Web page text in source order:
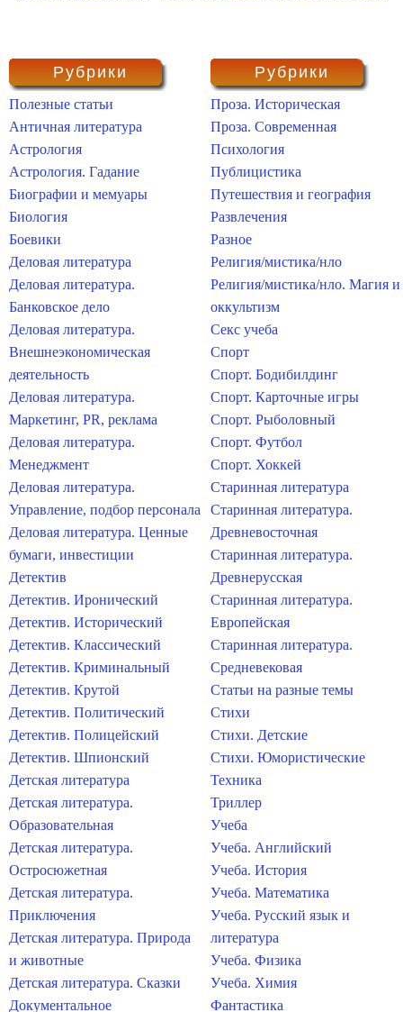
Рубрики
Полезные статьи
Античная литература
Астрология
Астрология. Гадание
Биографии и мемуары
Биология
Боевики
Деловая литература
Деловая литература.
Банковское дело
Деловая литература.
Внешнеэкономическая
деятельность
Деловая литература.
Маркетинг, PR, реклама
Деловая литература.
Менеджмент
Деловая литература.
Управление, подбор персонала
Деловая литература. Ценные
бумаги, инвестиции
Детектив
Детектив. Иронический
Детектив. Исторический
Детектив. Классический
Детектив. Криминальный
Детектив. Крутой
Детектив. Политический
Детектив. Полицейский
Детектив. Шпионский
Детская литература
Детская литература.
Образовательная
Детская литература.
Остросюжетная
Детская литература.
Приключения
Детская литература. Природа
и животные
Детская литература. Сказки
Документальное
Рубрики
Проза. Историческая
Проза. Современная
Психология
Публицистика
Путешествия и география
Развлечения
Разное
Религия/мистика/нло
Религия/мистика/нло. Магия и
оккультизм
Секс учеба
Спорт
Спорт. Бодибилдинг
Спорт. Карточные игры
Спорт. Рыболовный
Спорт. Футбол
Спорт. Хоккей
Старинная литература
Старинная литература.
Древневосточная
Старинная литература.
Древнерусская
Старинная литература.
Европейская
Старинная литература.
Средневековая
Статьи на разные темы
Стихи
Стихи. Детские
Стихи. Юмористические
Техника
Триллер
Учеба
Учеба. Английский
Учеба. История
Учеба. Математика
Учеба. Русский язык и
литература
Учеба. Физика
Учеба. Химия
Фантастика